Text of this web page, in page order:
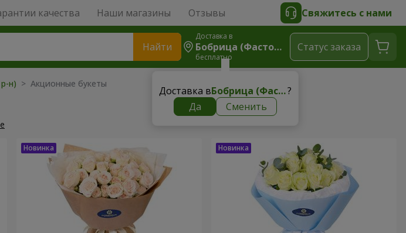
качества Наши магазины Отзывы Свяжитесь с нами
Найти
Доставка в
Бобрица (Фастовский Р-Н)
бесплатно
Доставка в Бобрица (Фастовский р-н)?
Да
Сменить
Cтатус заказа
н) > Акционные букеты